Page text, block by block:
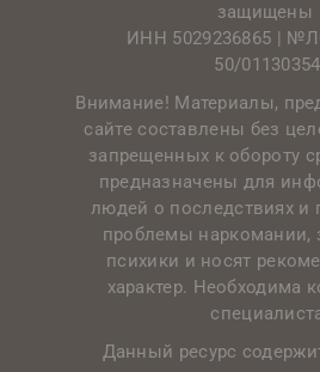
защищены
ИНН 5029236865 |
50/01130354
Внимание! Материалы,
сайте составлены без
запрещенных к обороту
предназначены для
людей о последствиях и
проблемы наркомании,
психики и носят
характер. Необходима
Данный ресурс